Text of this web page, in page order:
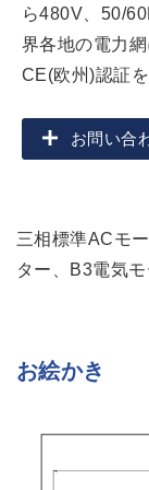
ら480V、50/
界各地の電力
CE(欧州)認証
お問い合
三相標準ACモ
ター、B3電気
お絵かき